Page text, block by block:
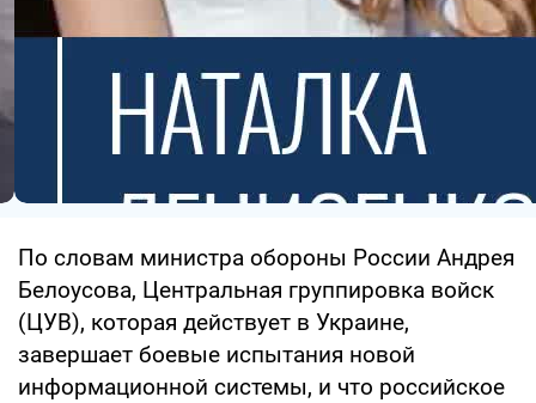
По словам министра обороны России Андрея
Белоусова, Центральная группировка войск
(ЦУВ), которая действует в Украине,
завершает боевые испытания новой
информационной системы, и что российское